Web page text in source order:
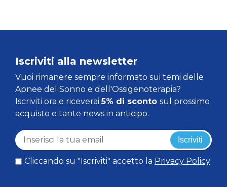
Iscriviti alla newsletter
Vuoi rimanere sempre informato sui temi delle
Apnee del Sonno e dell'Ossigenoterapia?
Iscriviti ora e riceverai5% di sconto sul prossimo
acquisto e tante news in anticipo.
Iscriviti
Cliccando su "Iscriviti" accetto la Privacy Policy